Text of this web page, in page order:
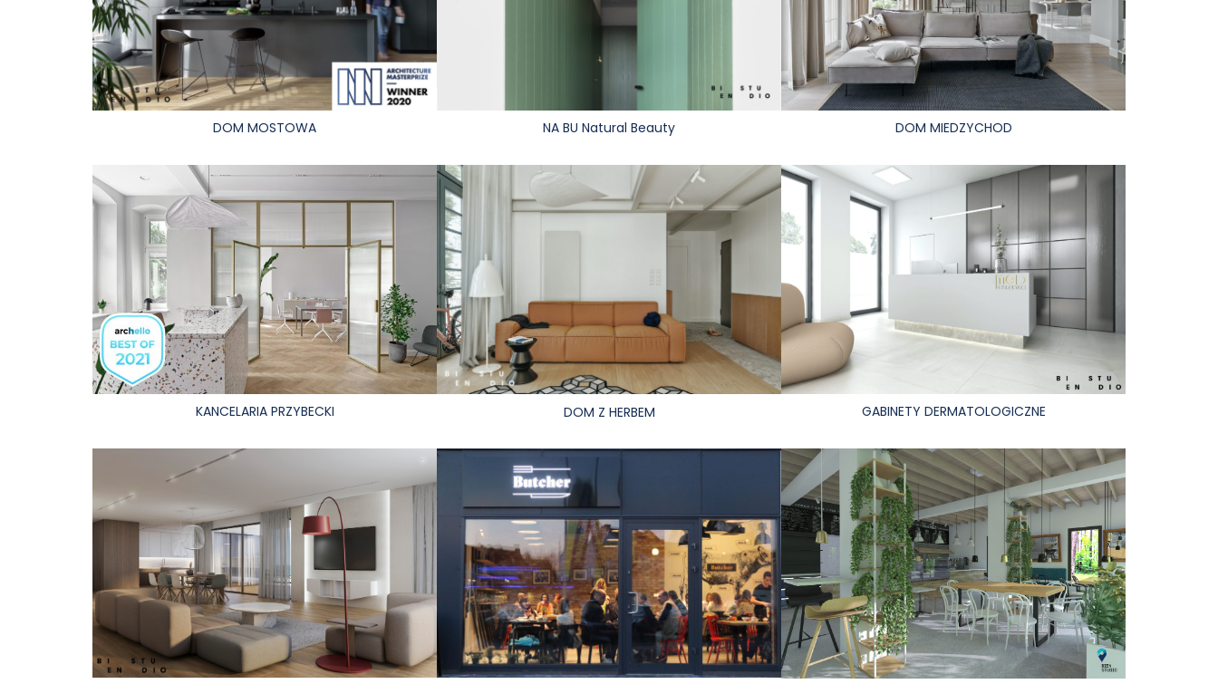
DOM MOSTOWA NA BU Natural Beauty DOM MIEDZYCHOD
KANCELARIA PRZYBECKI DOM Z HERBEM GABINETY DERMATOLOGICZNE